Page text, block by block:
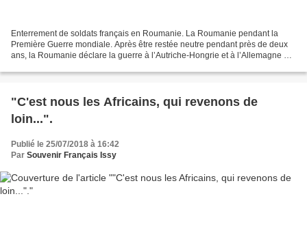
Enterrement de soldats français en Roumanie. La Roumanie pendant la
Première Guerre mondiale. Après être restée neutre pendant près de deux
ans, la Roumanie déclare la guerre à l’Autriche-Hongrie et à l’Allemagne à
"C'est nous les Africains, qui revenons de
loin...".
Publié le 25/07/2018 à 16:42
Par Souvenir Français Issy